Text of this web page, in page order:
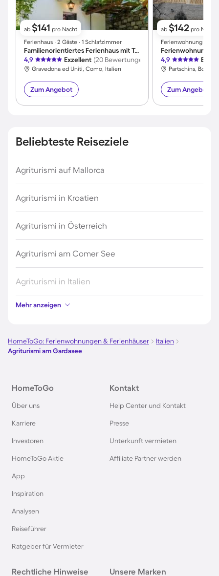
ab $141 pro Nacht
Ferienhaus ∙ 2 Gäste ∙ 1 Schlafzimmer
Familienorientiertes Ferienhaus mit Terrasse und Garten | Bergblick
4,9
Exzellent (20 Bewertungen)
Gravedona ed Uniti, Como, Italien
Zum Angebot
ab $142 pro Nacht
Ferienwohnung ∙ 5
Ferienwohnung |
4,9
Partschins, Bozen,
Zum Angebot
Beliebteste Reiseziele
Agriturismi auf Mallorca
Agriturismi in Kroatien
Agriturismi in Österreich
Agriturismi am Comer See
Agriturismi in Italien
Agriturismi auf Sardinien
Agriturismi in Deutschland
Agriturismi in Spanien
Agriturismi in Bayern
Agriturismi in Frankreich
Agriturismi auf Korsika
Mehr anzeigen
HomeToGo: Ferienwohnungen & Ferienhäuser
Italien
Agriturismi am Gardasee
HomeToGo
Über uns
Karriere
Investoren
HomeToGo Aktie
App
Inspiration
Analysen
Reiseführer
Ratgeber für Vermieter
Kontakt
Help Center und Kontakt
Presse
Unterkunft vermieten
Affiliate Partner werden
Rechtliche Hinweise Unsere Marken